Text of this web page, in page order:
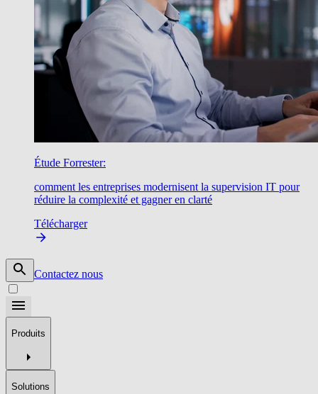
Étude Forrester:
comment les entreprises modernisent la supervision IT pour
réduire la complexité et gagner en clarté
Télécharger
Contactez nous
Produits
Solutions